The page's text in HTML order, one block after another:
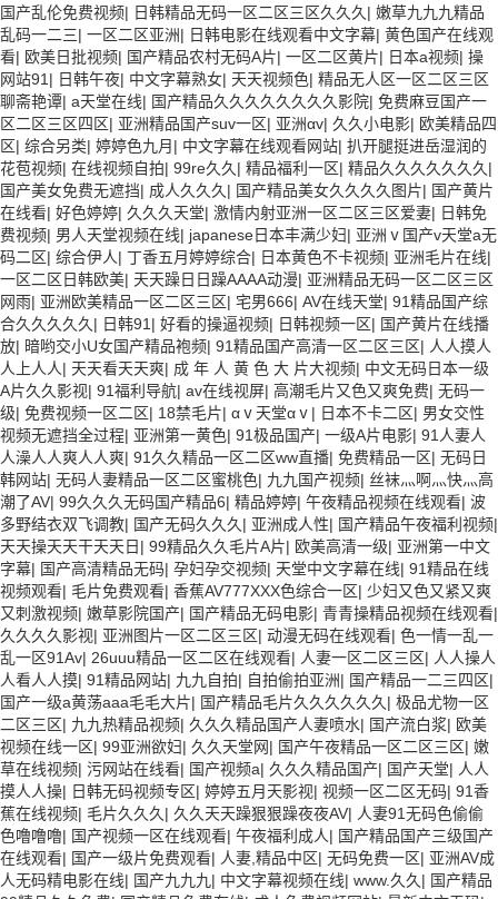
国产乱伦免费视频| 日韩精品无码一区二区三区久久久 | 嫩草九九九精品
乱码一二三| 一区二区亚洲| 日韩电影在线观看中文字幕| 黄色国产在线观
看| 欧美日批视频| 国产精品农村无码A片| 一区二区黄片| 日本a视频| 操
网站91 | 日韩午夜| 中文字幕熟女| 天天视频色| 精品无人区一区二区三区
聊斋艳谭| a天堂在线| 国产精品久久久久久久久久影院| 免费麻豆国产一
区二区三区四区| 亚洲精品国产suv一区| 亚洲αv| 久久小电影| 欧美精品四
区| 综合另类| 婷婷色九月 | 中文字幕在线观看网站| 扒开腿挺进岳湿润的
花苞视频| 在线视频自拍| 99re久久 | 精品福利一区| 精品久久久久久久久 |
国产美女免费无遮挡| 成人久久久 | 国产精品美女久久久久图片| 国产黄片
在线看| 好色婷婷| 久久久天堂| 激情内射亚洲一区二区三区爱妻| 日韩免
费视频| 男人天堂视频在线| japanese日本丰满少妇| 亚洲ⅴ国产v天堂a无
码二区| 综合伊人| 丁香五月婷婷综合| 日本黄色不卡视频| 亚洲毛片在线|
一区二区日韩欧美| 天天躁日日躁AAAA动漫| 亚洲精品无码一区二区三区
网雨| 亚洲欧美精品一区二区三区| 宅男666| AV在线天堂| 91精品国产综
合久久久久久 | 日韩91 | 好看的操逼视频| 日韩视频一区| 国产黄片在线播
放| 暗哟交小U女国产精品袍频| 91精品国产高清一区二区三区| 人人摸人
人上人人| 天天看天天爽| 成 年 人 黄 色 大 片大视频| 中文无码日本一级
A片久久影视| 91福利导航| av在线视屏| 高潮毛片又色又爽免费| 无码一
级| 免费视频一区二区| 18禁毛片| αⅴ天堂αⅴ | 日本不卡二区| 男女交性
视频无遮挡全过程| 亚洲第一黄色| 91极品国产| 一级A片电影| 91人妻人
人澡人人爽人人爽| 91久久精品一区二区ww直播| 免费精品一区| 无码日
韩网站| 无码人妻精品一区二区蜜桃色| 九九国产视频| 丝袜灬啊灬快灬高
潮了AV| 99久久久无码国产精品6| 精品婷婷| 午夜精品视频在线观看| 波
多野结衣双飞调教| 国产无码久久久 | 亚洲成人性| 国产精品午夜福利视频|
天天操天天干天天日 | 99精品久久毛片A片| 欧美高清一级| 亚洲第一中文
字幕| 国产高清精品无码| 孕妇孕交视频| 天堂中文字幕在线| 91精品在线
视频观看| 毛片免费观看| 香蕉AV777XXX色综合一区| 少妇又色又紧又爽
又刺激视频| 嫩草影院国产| 国产精品无码电影| 青青操精品视频在线观看|
久久久久影视| 亚洲图片一区二区三区| 动漫无码在线观看| 色一情一乱一
乱一区91Av| 26uuu精品一区二区在线观看| 人妻一区二区三区| 人人操人
人看人人摸| 91精品网站| 九九自拍| 自拍偷拍亚洲| 国产精品一二三四区|
国产一级a黄荡aaa毛毛大片| 国产精品毛片久久久久久久 | 极品尤物一区
二区三区| 九九热精品视频| 久久久精品国产人妻喷水| 国产流白浆| 欧美
视频在线一区| 99亚洲欲妇| 久久天堂网| 国产午夜精品一区二区三区| 嫩
草在线视频| 污网站在线看| 国产视频a| 久久久精品国产| 国产天堂| 人人
摸人人操| 日韩无码视频专区| 婷婷五月天影视| 视频一区二区无码| 91香
蕉在线视频| 毛片久久久 | 久久天天躁狠狠躁夜夜AV| 人妻91无码色偷偷
色噜噜噜| 国产视频一区在线观看| 午夜福利成人| 国产精品国产三级国产
在线观看| 国产一级片免费观看| 人妻,精品中区| 无码免费一区| 亚洲AV成
人无码精电影在线| 国产九九九 | 中文字幕视频在线| www.久久 | 国产精品